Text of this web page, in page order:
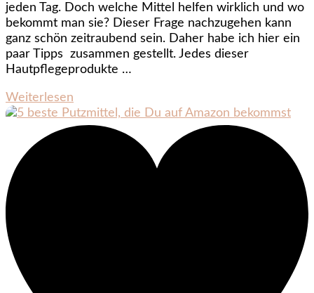
jeden Tag. Doch welche Mittel helfen wirklich und wo
bekommt man sie? Dieser Frage nachzugehen kann
ganz schön zeitraubend sein. Daher habe ich hier ein
paar Tipps zusammen gestellt. Jedes dieser
Hautpflegeprodukte …
Weiterlesen